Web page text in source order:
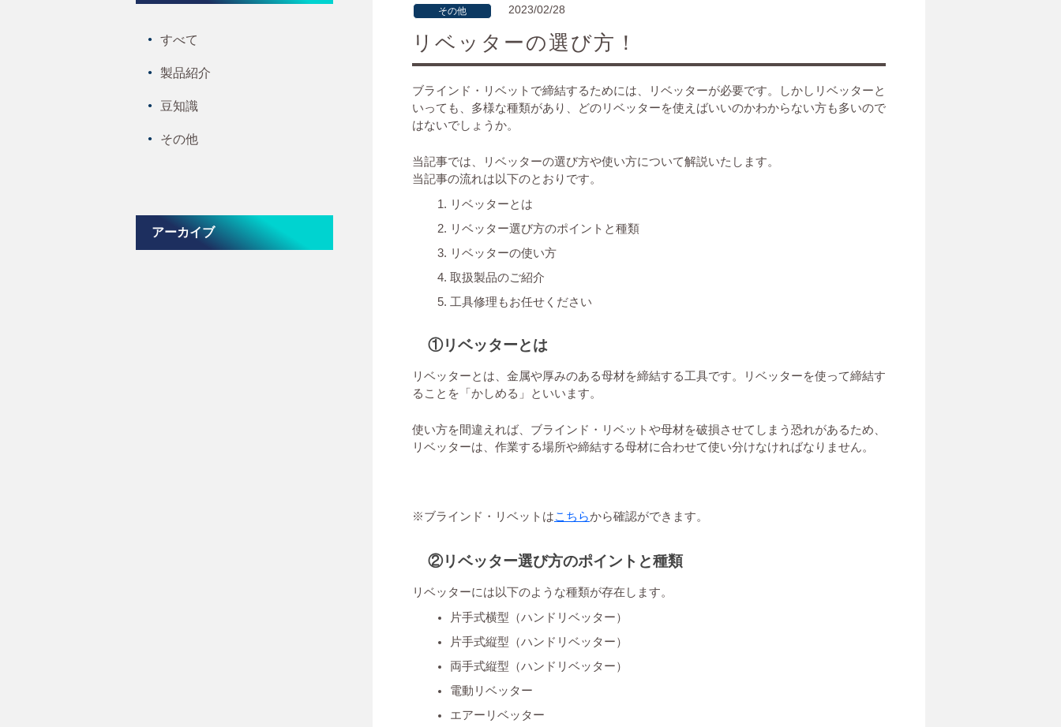
その他 2023/02/28
リベッターの選び方！
ブラインド・リベットで締結するためには、リベッターが必要です。しかしリベッターと
いっても、多様な種類があり、どのリベッターを使えばいいのかわからない方も多いので
はないでしょうか。
当記事では、リベッターの選び方や使い方について解説いたします。
当記事の流れは以下のとおりです。
リベッターとは
リベッター選び方のポイントと種類
リベッターの使い方
取扱製品のご紹介
工具修理もお任せください
①リベッターとは
リベッターとは、金属や厚みのある母材を締結する工具です。リベッターを使って締結す
ることを「かしめる」といいます。
使い方を間違えれば、ブラインド・リベットや母材を破損させてしまう恐れがあるため、
リベッターは、作業する場所や締結する母材に合わせて使い分けなければなりません。
※ブラインド・リベットはこちらから確認ができます。
②リベッター選び方のポイントと種類
リベッターには以下のような種類が存在します。
片手式横型（ハンドリベッター）
片手式縦型（ハンドリベッター）
両手式縦型（ハンドリベッター）
電動リベッター
エアーリベッター
すべて
製品紹介
豆知識
その他
アーカイブ